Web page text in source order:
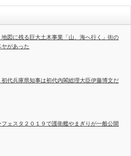
地図に残る巨大土木事業「山、海へ行く」街の
があった
初代兵庫県知事は初代内閣総理大臣伊藤博文だ
ェスタ２０１９で護衛艦やまぎりが一般公開